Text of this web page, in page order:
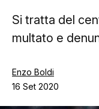
Si tratta del
multato e
Enzo Boldi
16 Set 2020